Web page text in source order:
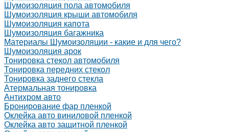
Шумоизоляция пола автомобиля
Шумоизоляция крыши автомобиля
Шумоизоляция капота
Шумоизоляция багажника
Материалы Шумоизоляции - какие и для чего?
Шумоизоляция арок
Тонировка стекол автомобиля
Тонировка передних стекол
Тонировка заднего стекла
Атермальная тонировка
Антихром авто
Бронирование фар пленкой
Оклейка авто виниловой пленкой
Оклейка авто защитной пленкой